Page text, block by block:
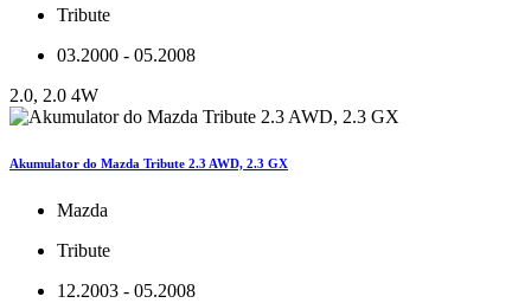
Tribute
03.2000 - 05.2008
2.0, 2.0 4W
Akumulator do Mazda Tribute 2.3 AWD, 2.3 GX
Mazda
Tribute
12.2003 - 05.2008